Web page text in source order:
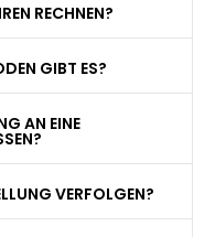
RECHNEN?
GIBT ES?
AN EINE
VERFOLGEN?